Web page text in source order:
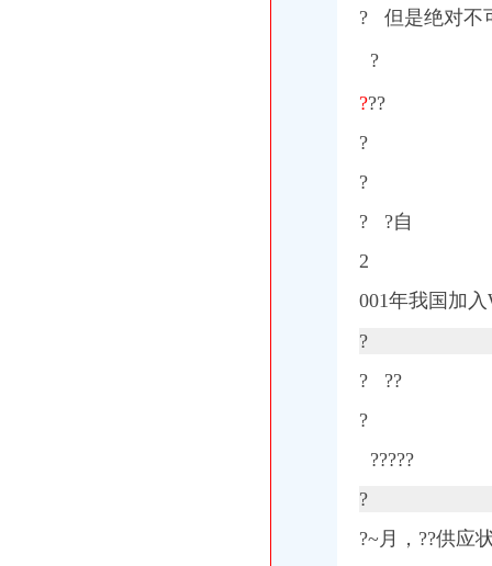
? 但是绝对不
?
???
?
?
? ?自
2
001年我国加
?
? ??
?
?????
?
?~月，??供应